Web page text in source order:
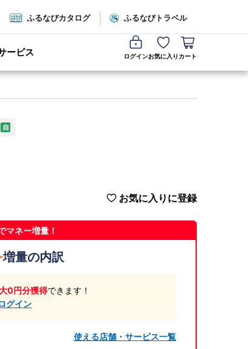
ふるなびカタログ ふるなびトラベル
ービス ログインお気に入り カート
自
お気に入りに登録
マネー増量！
増量の内訳
0円分獲得できます！
グイン
使える店舗・サービス一覧